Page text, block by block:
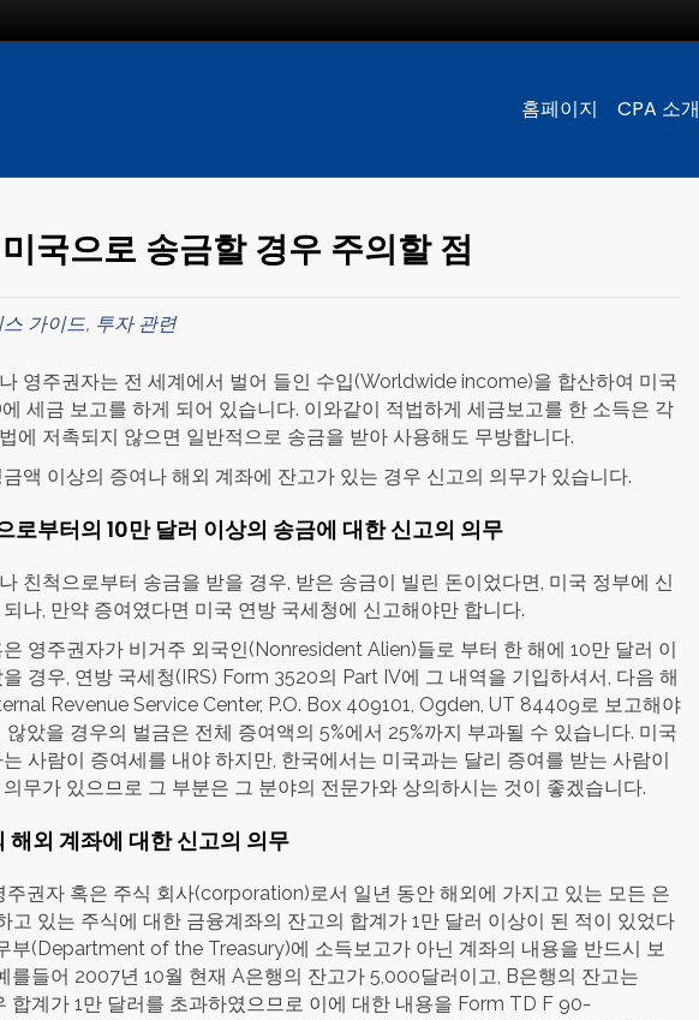
홈페이지 CPA 소개
국으로 송금할 경우 주의할 점
스 가이드, 투자 관련
영주권자는 전 세계에서 벌어 들인 수입(Worldwide income)을 합산하여 미국
세금 보고를 하게 되어 있습니다. 이와같이 적법하게 세금보고를 한 소득은 각
에 저촉되지 않으면 일반적으로 송금을 받아 사용해도 무방합니다.
액 이상의 증여나 해외 계좌에 잔고가 있는 경우 신고의 의무가 있습니다.
로부터의 10만 달러 이상의 송금에 대한 신고의 의무
친척으로부터 송금을 받을 경우, 받은 송금이 빌린 돈이었다면, 미국 정부에 신
나, 만약 증여였다면 미국 연방 국세청에 신고해야만 합니다.
영주권자가 비거주 외국인(Nonresident Alien)들로 부터 한 해에 10만 달러 이
경우, 연방 국세청(IRS) Form 3520의 Part IV에 그 내역을 기입하셔서, 다음 해
Revenue Service Center, P.O. Box 409101, Ogden, UT 84409로 보고해야
않았을 경우의 벌금은 전체 증여액의 5%에서 25%까지 부과될 수 있습니다. 미국
사람이 증여세를 내야 하지만, 한국에서는 미국과는 달리 증여를 받는 사람이
무가 있으므로 그 부분은 그 분야의 전문가와 상의하시는 것이 좋겠습니다.
해외 계좌에 대한 신고의 의무
주권자 혹은 주식 회사(corporation)로서 일년 동안 해외에 가지고 있는 모든 은
고 있는 주식에 대한 금융계좌의 잔고의 합계가 1만 달러 이상이 된 적이 있었다
부(Department of the Treasury)에 소득보고가 아닌 계좌의 내용을 반드시 보
를들어 2007년 10월 현재 A은행의 잔고가 5,000달러이고, B은행의 잔고는
합계가 1만 달러를 초과하였으므로 이에 대한 내용을 Form TD F 90-